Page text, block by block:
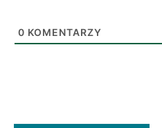
0 KOMENTARZY